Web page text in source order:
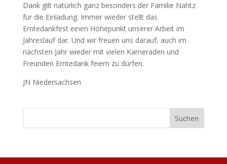
Dank gilt natürlich ganz besonders der Familie Nahtz
für die Einladung. Immer wieder stellt das
Erntedankfest einen Höhepunkt unserer Arbeit im
Jahreslauf dar. Und wir freuen uns darauf, auch im
nächsten Jahr wieder mit vielen Kameraden und
Freunden Erntedank feiern zu dürfen.
JN Niedersachsen